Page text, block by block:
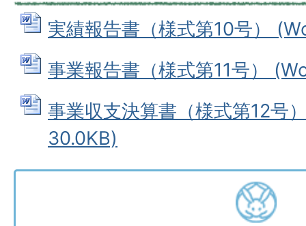
実績報告書（様式第10号）
事業報告書（様式第11号）
事業収支決算書（様式第12号
30.0KB)